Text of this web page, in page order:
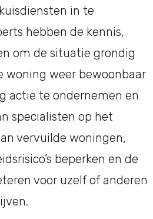
in te
hebben de kennis,
om de situatie grondig
woning weer bewoonbaar
actie te ondernemen en
specialisten op het
vervuilde woningen,
beperken en de
voor uzelf of anderen